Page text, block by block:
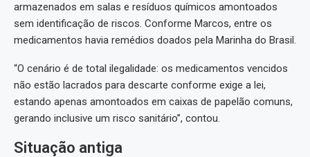
armazenados em salas e resíduos químicos amontoados
sem identificação de riscos. Conforme Marcos, entre os
medicamentos havia remédios doados pela Marinha do Brasil.
“O cenário é de total ilegalidade: os medicamentos vencidos
não estão lacrados para descarte conforme exige a lei,
estando apenas amontoados em caixas de papelão comuns,
gerando inclusive um risco sanitário”, contou.
Situação antiga